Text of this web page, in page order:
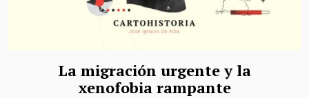
La migración urgente y la
xenofobia rampante